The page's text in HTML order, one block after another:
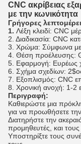
CNC ακρίβειας
με την κωνικότητα
Γρήγορες
1. Λέξη κλειδί: CNC
2. Διαδικασία: CNC
3. Χρώμα: Σύμφωνα με
4. Θέση προέλευσης:
5. Εφαρμογή: Ευρέως
6. Σχήμα σχεδίων:
7. Εξοπλισμός: CNC
8. Χρονική ανοχή: 1-2
Περιγραφή:
Καθιερώστε μια
για να προωθήσετε
Διατηρήστε την
προμηθευτές, και
Υποστηρίξτε τους